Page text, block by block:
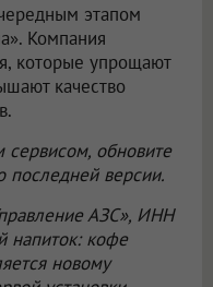
этапом
Компания
которые упрощают
качество
сервисом, обновите
последней версии.
АЗС», ИНН
напиток: кофе
новому